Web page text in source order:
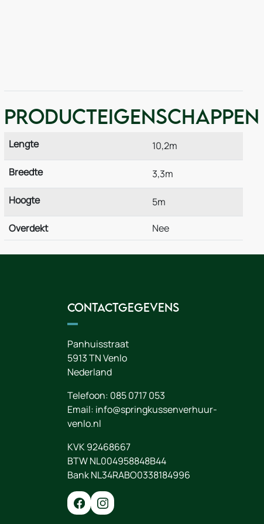
Producteigenschappen
Lengte 10,2m
Breedte 3,3m
Hoogte 5m
Overdekt Nee
Contactgegevens
Panhuisstraat
5913 TNVenlo
Nederland
Telefoon: 085 0717 053
Email: info@springkussenverhuur-
venlo.nl
KVK 92468667
BTW NL004958848B44
Bank NL34RABO0338184996